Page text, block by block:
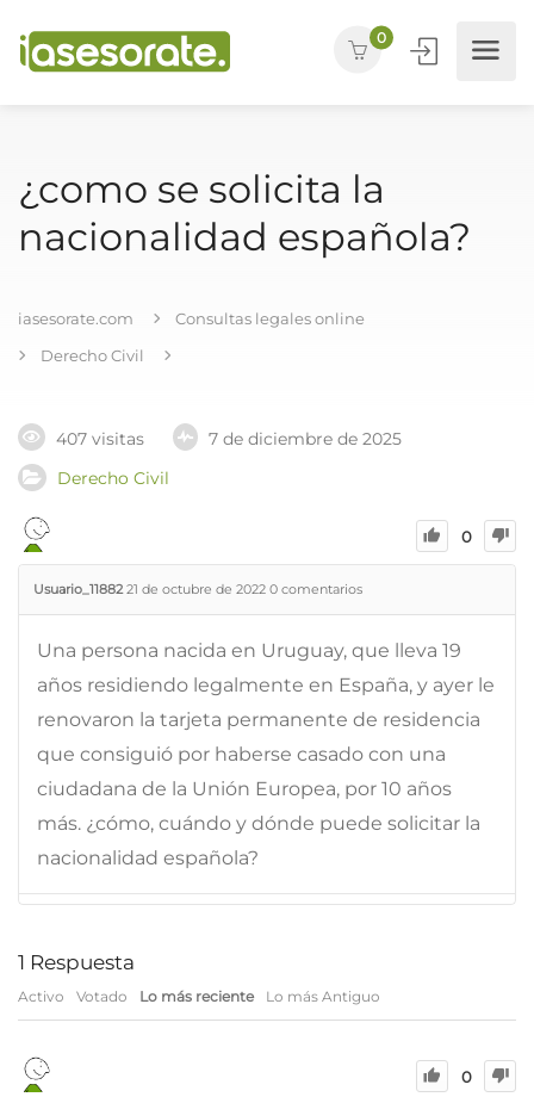
0
¿como se solicita la
nacionalidad española?
iasesorate.com
Consultas legales online
Derecho Civil
407 visitas
7 de diciembre de 2025
Derecho Civil
0
Usuario_11882 21 de octubre de 2022 0 comentarios
Una persona nacida en Uruguay, que lleva 19
años residiendo legalmente en España, y ayer le
renovaron la tarjeta permanente de residencia
que consiguió por haberse casado con una
ciudadana de la Unión Europea, por 10 años
más. ¿cómo, cuándo y dónde puede solicitar la
nacionalidad española?
1 Respuesta
Activo Votado Lo más reciente Lo más Antiguo
0